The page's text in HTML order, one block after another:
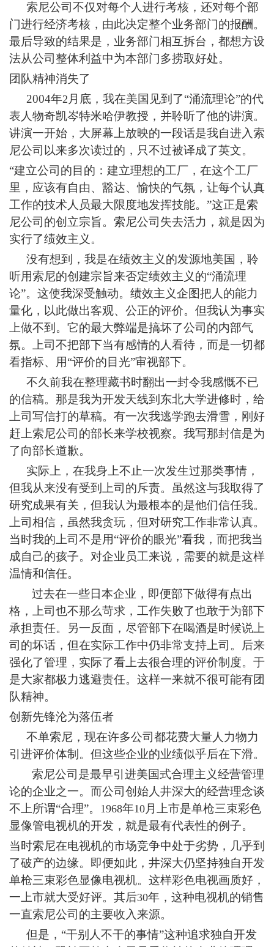
索尼公司不仅对每个人进行考核，还对每个部
门进行经济考核，由此决定整个业务部门的报酬。
最后导致的结果是，业务部门相互拆台，都想方设
法从公司整体利益中为本部门多捞取好处。
团队精神消失了
2004年2 月底，我在美国见到了“涌流理论”的代
表人物奇凯岑特米哈伊教授，并聆听了他的讲演。
讲演一开始，大屏幕上放映的一段话是我自进入索
尼公司以来多次读过的，只不过被译成了英文。
“建立公司的目的：建立理想的工厂，在这个工厂
里，应该有自由、豁达、愉快的气氛，让每个认真
工作的技术人员最大限度地发挥技能。”这正是索
尼公司的创立宗旨。索尼公司失去活力，就是因为
实行了绩效主义。
没有想到，我是在绩效主义的发源地美国，聆
听用索尼的创建宗旨来否定绩效主义的“涌流理
论”。这使我深受触动。绩效主义企图把人的能力
量化，以此做出客观、公正的评价。但我认为事实
上做不到。它的最大弊端是搞坏了公司的内部气
氛。上司不把部下当有感情的人看待，而是一切都
看指标、用“评价的目光”审视部下。
不久前我在整理藏书时翻出一封令我感慨不已
的信稿。那是我为开发天线到东北大学进修时，给
上司写信打的草稿。有一次我逃学跑去滑雪，刚好
赶上索尼公司的部长来学校视察。我写那封信是为
了向部长道歉。
实际上，在我身上不止一次发生过那类事情，
但我从来没有受到上司的斥责。虽然这与我取得了
研究成果有关，但我认为最根本的是他们信任我。
上司相信，虽然我贪玩，但对研究工作非常认真。
当时我的上司不是用“评价的眼光”看我，而把我当
成自己的孩子。对企业员工来说，需要的就是这样
温情和信任。
过去在一些日本企业，即便部下做得有点出
格，上司也不那么苛求，工作失败了也敢于为部下
承担责任。另一反面，尽管部下在喝酒是时候说上
司的坏话，但在实际工作中仍非常支持上司。后来
强化了管理，实际了看上去很合理的评价制度。于
是大家都极力逃避责任。这样一来就不很可能有团
队精神。
创新先锋沦为落伍者
不单索尼，现在许多公司都花费大量人力物力
引进评价体制。但这些企业的业绩似乎后在下滑。
索尼公司是最早引进美国式合理主义经营管理
论的企业之一。而公司创始人井深大的经营理念谈
不上所谓“合理”。 1968年10 月上市是单枪三束彩色
显像管电视机的开发，就是最有代表性的例子。
当时索尼在电视机的市场竞争中处于劣势，几乎到
了破产的边缘。即便如此，井深大仍坚持独自开发
单枪三束彩色显像电视机。这样彩色电视画质好，
一上市就大受好评。其后30年，这种电视机的销售
一直索尼公司的主要收入来源。
但是，“干别人不干的事情”这种追求独自开发